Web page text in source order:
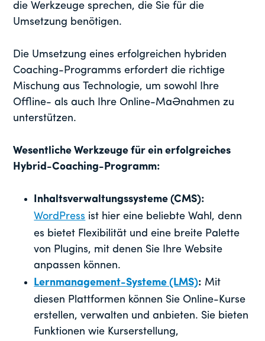
die Werkzeuge sprechen, die Sie für die
Umsetzung benötigen.
Die Umsetzung eines erfolgreichen hybriden
Coaching-Programms erfordert die richtige
Mischung aus Technologie, um sowohl Ihre
Offline- als auch Ihre Online-Maßnahmen zu
unterstützen.
Wesentliche Werkzeuge für ein erfolgreiches
Hybrid-Coaching-Programm:
Inhaltsverwaltungssysteme (CMS):
WordPress ist hier eine beliebte Wahl, denn
es bietet Flexibilität und eine breite Palette
von Plugins, mit denen Sie Ihre Website
anpassen können.
Lernmanagement-Systeme (LMS): Mit
diesen Plattformen können Sie Online-Kurse
erstellen, verwalten und anbieten. Sie bieten
Funktionen wie Kurserstellung,